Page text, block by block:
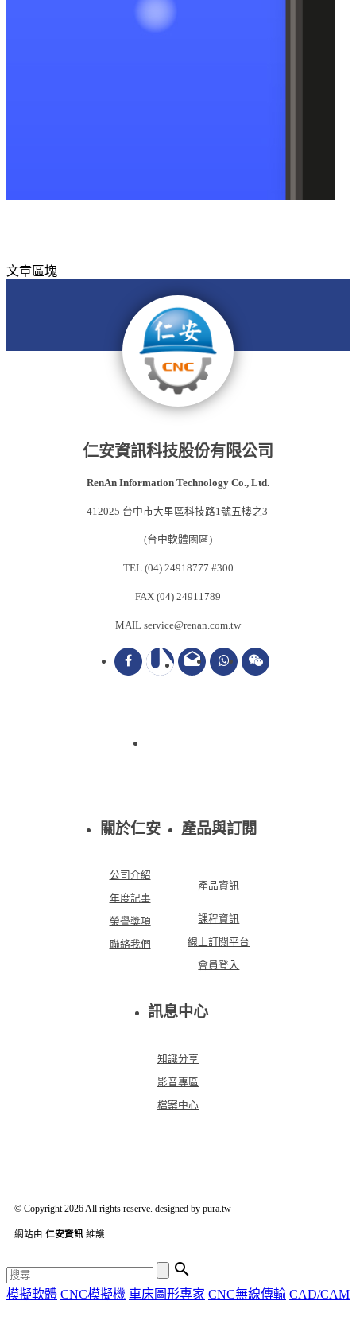
文章區塊
仁安資訊科技股份有限公司
RenAn Information Technology Co., Ltd.
412025 台中市大里區科技路1號五樓之3
(台中軟體園區)
TEL (04) 24918777 #300
FAX (04) 24911789
MAIL service@renan.com.tw
drafts
關於仁安
公司介紹
年度記事
榮譽獎項
聯絡我們
產品與訂閱
產品資訊
課程資訊
線上訂閱平台
會員登入
訊息中心
知識分享
影音專區
檔案中心
© Copyright 2026 All rights reserve. designed by pura.tw
網站由 仁安資訊 維護

模擬軟體 CNC模擬機 車床圖形專家 CNC無線傳輸 CAD/CAM